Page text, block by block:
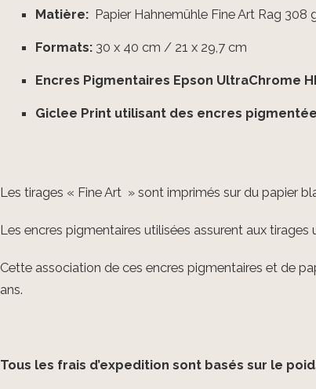
Matière: Papier Hahnemühle Fine Art Rag 308
Formats: 30 x 40 cm / 21 x 29,7 cm
Encres Pigmentaires Epson UltraChrome
Giclee Print utilisant des encres
Les tirages « Fine Art » sont imprimés sur du papier
Les encres pigmentaires utilisées assurent aux
Cette association de ces encres pigmentaires et de
ans.
Tous les frais d’expedition sont basés sur le